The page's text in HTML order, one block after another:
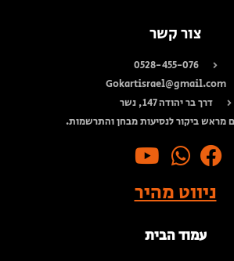
צור קשר
0528-455-076
Gokartisrael@gmail.com
דרך בר יהודה 147, נשר
מראש ביקור לנסיעות מבחן והתרשמות.
ניווט מהיר
עמוד הבית